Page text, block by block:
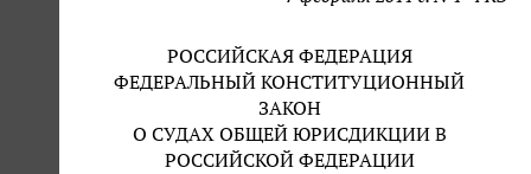
РОССИЙСКАЯ ФЕДЕРАЦИЯ
ФЕДЕРАЛЬНЫЙ КОНСТИТУЦИОННЫЙ
ЗАКОН
О СУДАХ ОБЩЕЙ ЮРИСДИКЦИИ В
РОССИЙСКОЙ ФЕДЕРАЦИИ